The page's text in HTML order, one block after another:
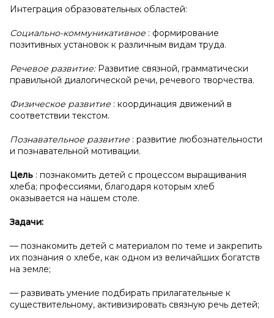
Интеграция образовательных областей:
Социально-коммуникативное : формирование
позитивных установок к различным видам труда.
Речевое развитие: Развитие связной, грамматически
правильной диалогической речи, речевого творчества.
Физическое развитие : координация движений в
соответствии текстом.
Познавательное развитие : развитие любознательности
и познавательной мотивации.
Цель : познакомить детей с процессом выращивания
хлеба; профессиями, благодаря которым хлеб
оказывается на нашем столе.
Задачи:
— познакомить детей с материалом по теме и закрепить
их познания о хлебе, как одном из величайших богатств
на земле;
— развивать умение подбирать прилагательные к
существительному, активизировать связную речь детей;